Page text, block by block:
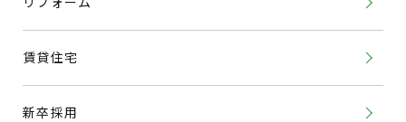
リフォーム
賃貸住宅
新卒採用